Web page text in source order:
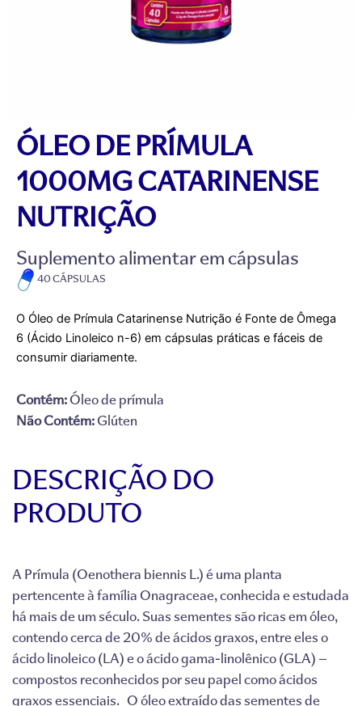
ÓLEO DE PRÍMULA
1000MG CATARINENSE
NUTRIÇÃO
Suplemento alimentar em cápsulas
40 CÁPSULAS
O Óleo de Prímula Catarinense Nutrição é Fonte de Ômega
6 (Ácido Linoleico n-6) em cápsulas práticas e fáceis de
consumir diariamente.
Contém:Óleo de prímula
Não Contém:Glúten
DESCRIÇÃO DO
PRODUTO
A Prímula (Oenothera biennis L.) é uma planta
pertencente à família Onagraceae, conhecida e estudada
há mais de um século. Suas sementes são ricas em óleo,
contendo cerca de 20% de ácidos graxos, entre eles o
ácido linoleico (LA) e o ácido gama-linolênico (GLA) —
compostos reconhecidos por seu papel como ácidos
graxos essenciais. O óleo extraído das sementes de